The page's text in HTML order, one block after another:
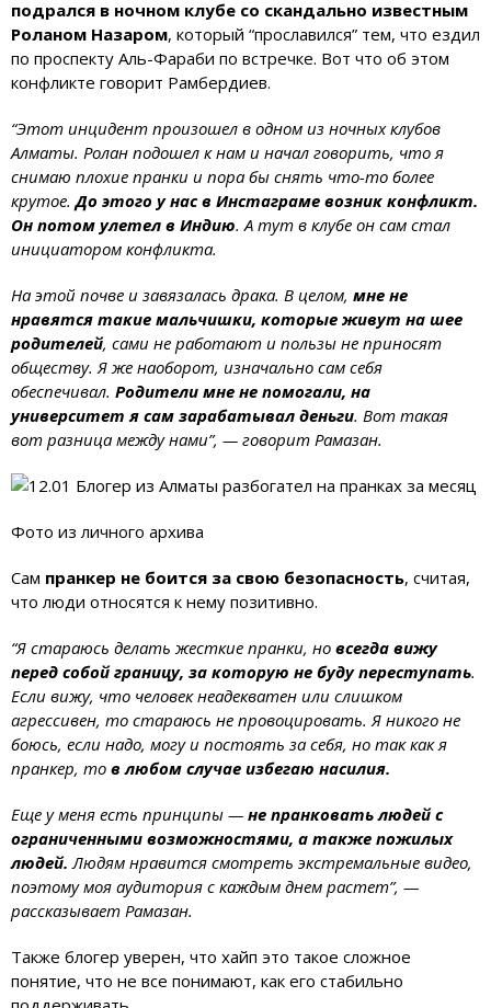
подрался в ночном клубе со скандально известным
Роланом Назаром, который “прославился” тем, что ездил
по проспекту Аль-Фараби по встречке. Вот что об этом
конфликте говорит Рамбердиев.
“Этот инцидент произошел в одном из ночных клубов
Алматы. Ролан подошел к нам и начал говорить, что я
снимаю плохие пранки и пора бы снять что-то более
крутое.До этого у нас в Инстаграме возник конфликт.
Он потом улетел в Индию. А тут в клубе он сам стал
инициатором конфликта.
На этой почве и завязалась драка. В целом, мне не
нравятся такие мальчишки, которые живут на шее
родителей, сами не работают и пользы не приносят
обществу. Я же наоборот, изначально сам себя
обеспечивал. Родители мне не помогали, на
университет я сам зарабатывал деньги. Вот такая
вот разница между нами”, — говорит Рамазан.
Фото из личного архива
Сам пранкер не боится за свою безопасность, считая,
что люди относятся к нему позитивно.
“Я стараюсь делать жесткие пранки, но всегда вижу
перед собой границу, за которую не буду переступать.
Если вижу, что человек неадекватен или слишком
агрессивен, то стараюсь не провоцировать. Я никого не
боюсь, если надо, могу и постоять за себя, но так как я
пранкер, то в любом случае избегаю насилия.
Еще у меня есть принципы — не пранковать людей с
ограниченными возможностями, а также пожилых
людей. Людям нравится смотреть экстремальные видео,
поэтому моя аудитория с каждым днем растет”, —
рассказывает Рамазан.
Также блогер уверен, что хайп это такое сложное
понятие, что не все понимают, как его стабильно